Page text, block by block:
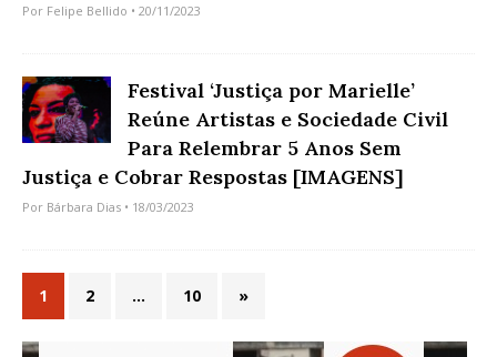
Por Felipe Bellido • 20/11/2023
Festival ‘Justiça por Marielle’
Reúne Artistas e Sociedade Civil
Para Relembrar 5 Anos Sem
Justiça e Cobrar Respostas [IMAGENS]
Por Bárbara Dias • 18/03/2023
1 2 … 10 »